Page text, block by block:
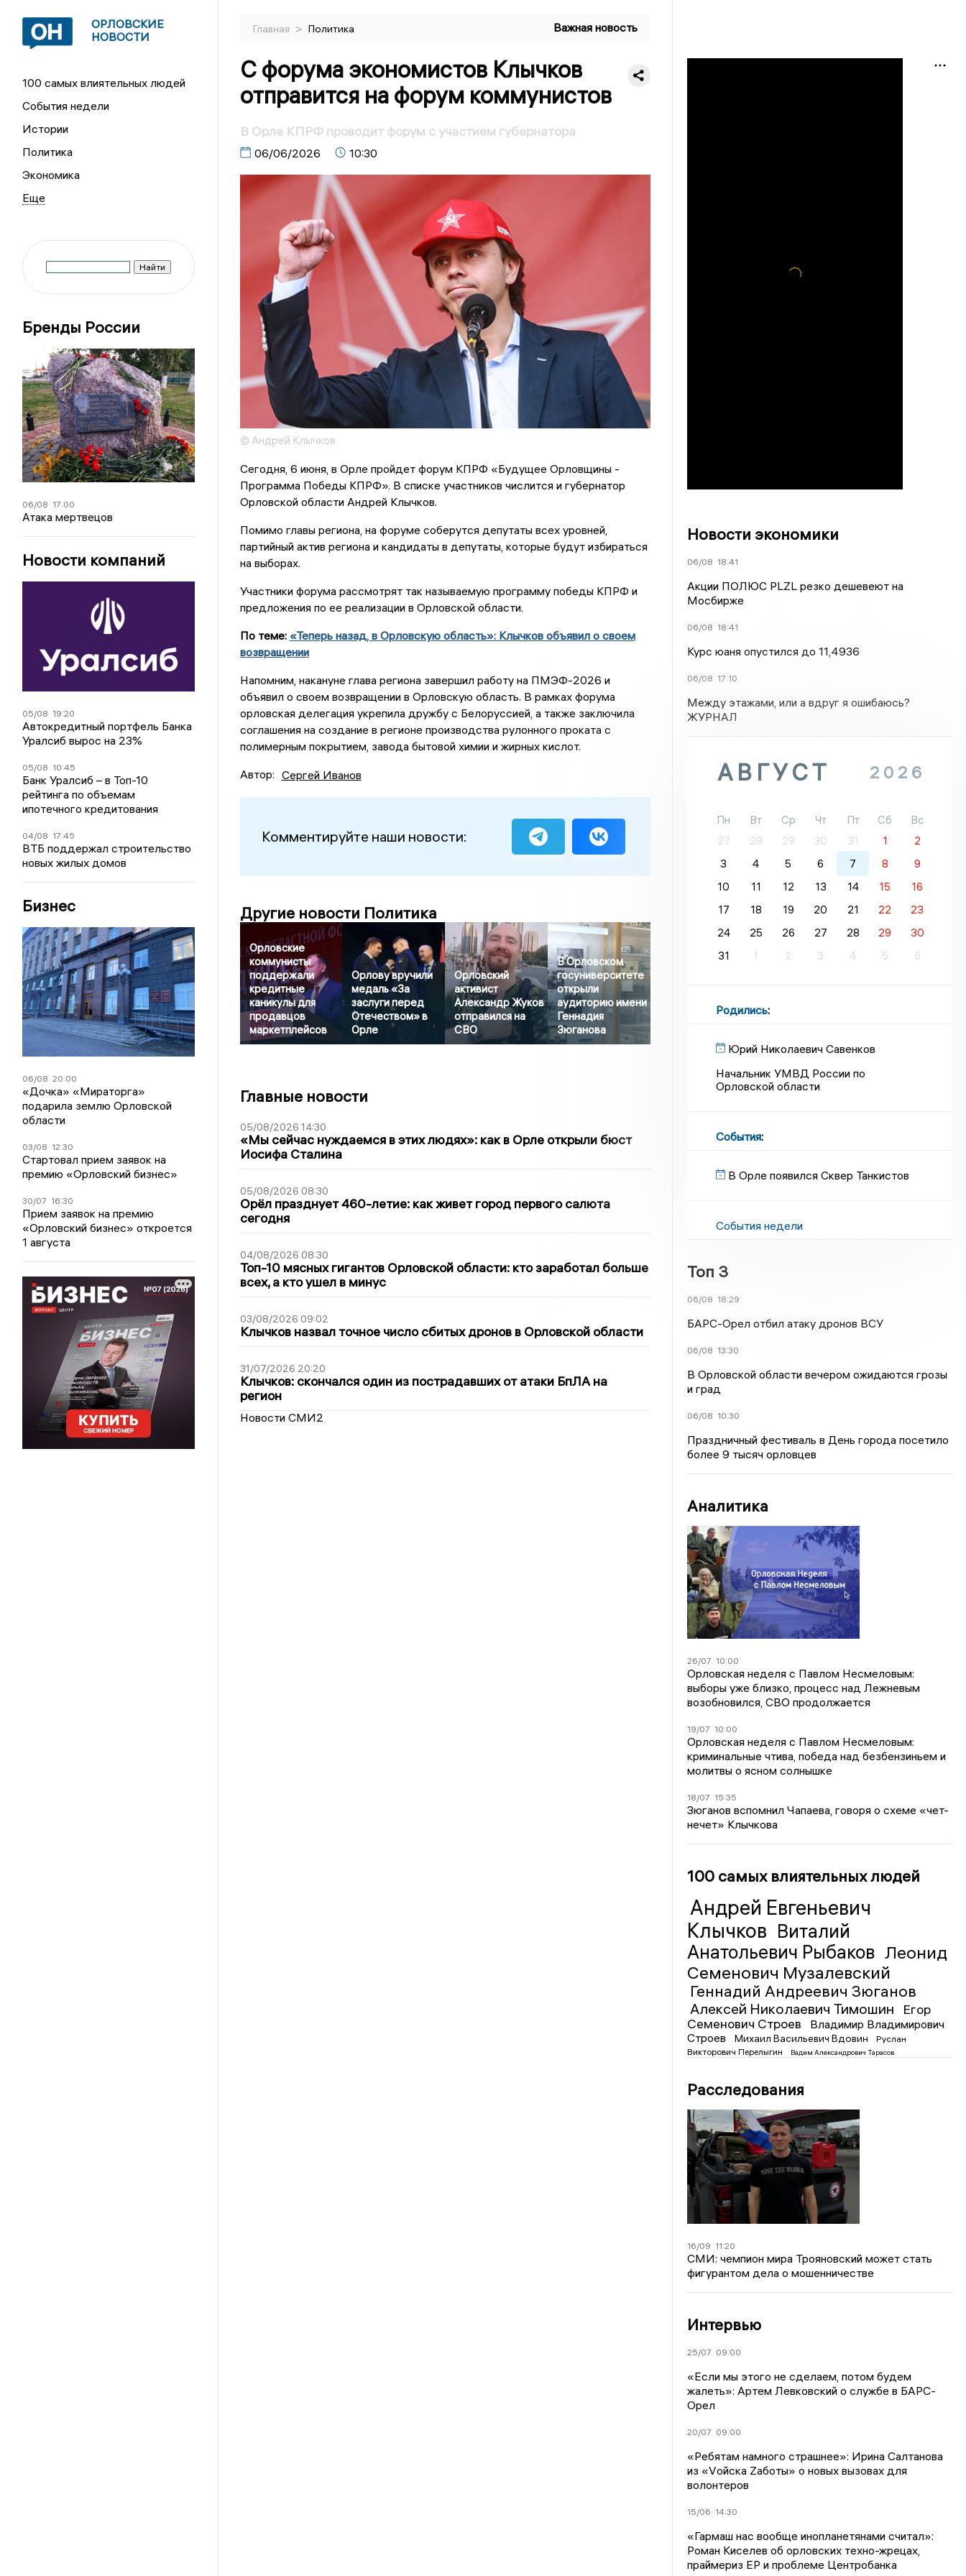
ОРЛОВСКИЕ
НОВОСТИ
100 самых влиятельных людей
События недели
Истории
Политика
Экономика
Бренды России
06/08 17:00
Атака мертвецов
Новости компаний
05/08 19:20
Автокредитный портфель Банка
Уралсиб вырос на 23%
05/08 10:45
Банк Уралсиб – в Топ-10
рейтинга по объемам
ипотечного кредитования
04/08 17:45
ВТБ поддержал строительство
новых жилых домов
Бизнес
06/08 20:00
«Дочка» «Мираторга»
подарила землю Орловской
области
03/08 12:30
Стартовал прием заявок на
премию «Орловский бизнес»
30/07 16:30
Прием заявок на премию
«Орловский бизнес» откроется
1 августа
Главная > Политика Важная новость
С форума экономистов Клычков
отправится на форум коммунистов
В Орле КПРФ проводит форум с участием губернатора
06/06/2026 10:30
© Андрей Клычков
Сегодня, 6 июня, в Орле пройдет форум КПРФ «Будущее Орловщины -
Программа Победы КПРФ». В списке участников числится и губернатор
Орловской области Андрей Клычков.
Помимо главы региона, на форуме соберутся депутаты всех уровней,
партийный актив региона и кандидаты в депутаты, которые будут избираться
на выборах.
Участники форума рассмотрят так называемую программу победы КПРФ и
предложения по ее реализации в Орловской области.
По теме: «Теперь назад, в Орловскую область»: Клычков объявил о своем
возвращении
Напомним, накануне глава региона завершил работу на ПМЭФ-2026 и
объявил о своем возвращении в Орловскую область. В рамках форума
орловская делегация укрепила дружбу с Белоруссией, а также заключила
соглашения на создание в регионе производства рулонного проката с
полимерным покрытием, завода бытовой химии и жирных кислот.
Автор: Сергей Иванов
Комментируйте наши новости:
Другие новости Политика
Орловские
коммунисты
поддержали
кредитные
каникулы для
продавцов
маркетплейсов
Орлову вручили
медаль «За
заслуги перед
Отечеством» в
Орле
Орловский
активист
Александр Жуков
отправился на
СВО
В Орловском
госуниверситете
открыли
аудиторию имени
Геннадия
Зюганова
Главные новости
05/08/2026 14:30
«Мы сейчас нуждаемся в этих людях»: как в Орле открыли бюст
Иосифа Сталина
05/08/2026 08:30
Орёл празднует 460-летие: как живет город первого салюта
сегодня
04/08/2026 08:30
Топ-10 мясных гигантов Орловской области: кто заработал больше
всех, а кто ушел в минус
03/08/2026 09:02
Клычков назвал точное число сбитых дронов в Орловской области
31/07/2026 20:20
Клычков: скончался один из пострадавших от атаки БпЛА на
регион
Новости СМИ2
Новости экономики
06/08 18:41
Акции ПОЛЮС PLZL резко дешевеют на
Мосбирже
06/08 18:41
Курс юаня опустился до 11,4936
06/08 17:10
Между этажами, или а вдруг я ошибаюсь?
ЖУРНАЛ
АВГУСТ 2026
Пн Вт Ср Чт Пт Сб
Вс
27
28 29 30 31 1
2
3
4 5 6 7 8
9
10
11 12 13 14 15
16
17
18 19 20 21 22
23
24
25 26 27 28 29
30
31
1 2 3 4 5 6
Родились:
Юрий Николаевич Савенков
Начальник УМВД России по
Орловской области
События:
В Орле появился Сквер Танкистов
События недели
Топ 3
06/08 18:29
БАРС-Орел отбил атаку дронов ВСУ
06/08 13:30
В Орловской области вечером ожидаются грозы
и град
06/08 10:30
Праздничный фестиваль в День города посетило
более 9 тысяч орловцев
Аналитика
26/07 10:00
Орловская неделя с Павлом Несмеловым:
выборы уже близко, процесс над Лежневым
возобновился, СВО продолжается
19/07 10:00
Орловская неделя с Павлом Несмеловым:
криминальные чтива, победа над безбензиньем и
молитвы о ясном солнышке
18/07 15:35
Зюганов вспомнил Чапаева, говоря о схеме «чет-
нечет» Клычкова
100 самых влиятельных людей
Андрей Евгеньевич
Клычков Виталий
Анатольевич Рыбаков Леонид
Семенович Музалевский
Геннадий Андреевич Зюганов
Алексей Николаевич Тимошин
Егор
Семенович Строев
Владимир Владимирович
Строев
Михаил Васильевич Вдовин
Руслан
Викторович Перелыгин
Вадим Александрович Тарасов
Расследования
16/09 11:20
СМИ: чемпион мира Трояновский может стать
фигурантом дела о мошенничестве
Интервью
25/07 09:00
«Если мы этого не сделаем, потом будем
жалеть»: Артем Левковский о службе в БАРС-
Орел
20/07 09:00
«Ребятам намного страшнее»: Ирина Салтанова
из «Vойска Zаботы» о новых вызовах для
волонтеров
15/06 14:30
«Гармаш нас вообще инопланетянами считал»:
Роман Киселев об орловских техно-жрецах,
праймериз ЕР и проблеме Центробанка